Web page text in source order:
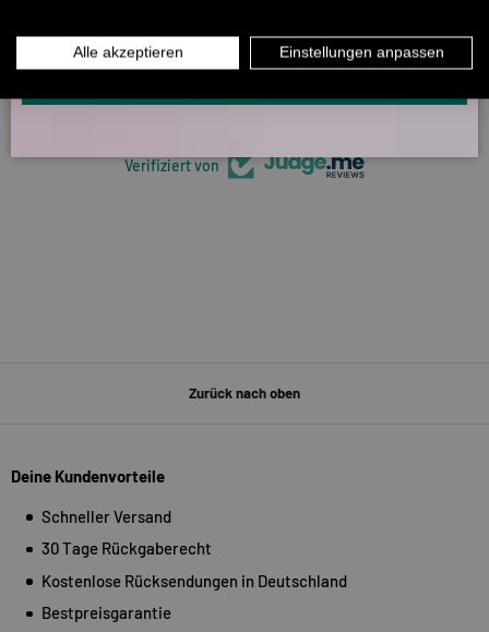
5318 266
Verifiziert von
INFOS ÜBER WHATSAPP? KEIN PROBLEM!
KLICK HIER UND SCHICKE UNS DIE VORGESCHRIEBENE NACHRICHT,
Zurück nach oben
Deine Kundenvorteile
Schneller Versand
30 Tage Rückgaberecht
Kostenlose Rücksendungen in Deutschland
Bestpreisgarantie
Alle akzeptieren Einstellungen anpassen